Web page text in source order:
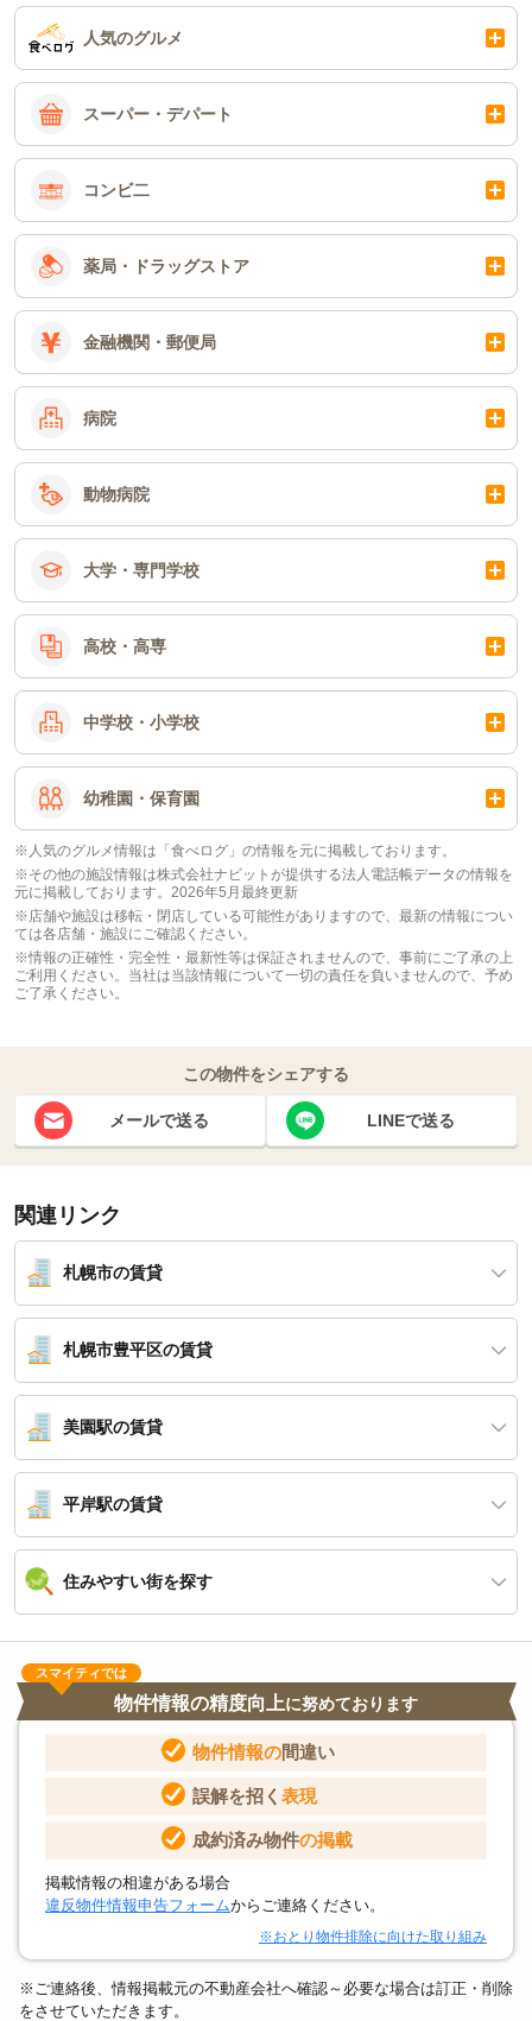
人気のグルメ
スーパー・デパート
コンビ二
薬局・ドラッグストア
金融機関・郵便局
病院
動物病院
大学・専門学校
高校・高専
中学校・小学校
幼稚園・保育園
※人気のグルメ情報は「食べログ」の情報を元に掲載しております。
※その他の施設情報は株式会社ナビットが提供する法人電話帳データの情報を
元に掲載しております。2026年5月最終更新
※店舗や施設は移転・閉店している可能性がありますので、最新の情報につい
ては各店舗・施設にご確認ください。
※情報の正確性・完全性・最新性等は保証されませんので、事前にご了承の上
ご利用ください。当社は当該情報について一切の責任を負いませんので、予め
ご了承ください。
この物件をシェアする
メールで送る LINEで送る
関連リンク
札幌市の賃貸
札幌市豊平区の賃貸
美園駅の賃貸
平岸駅の賃貸
住みやすい街を探す
スマイティでは
物件情報の精度向上に努めております
物件情報の間違い
誤解を招く 表現
成約済み物件の掲載
掲載情報の相違がある場合
違反物件情報申告フォームからご連絡ください。
※おとり物件排除に向けた取り組み
※ご連絡後、情報掲載元の不動産会社へ確認～必要な場合は訂正・削除
をさせていただきます。